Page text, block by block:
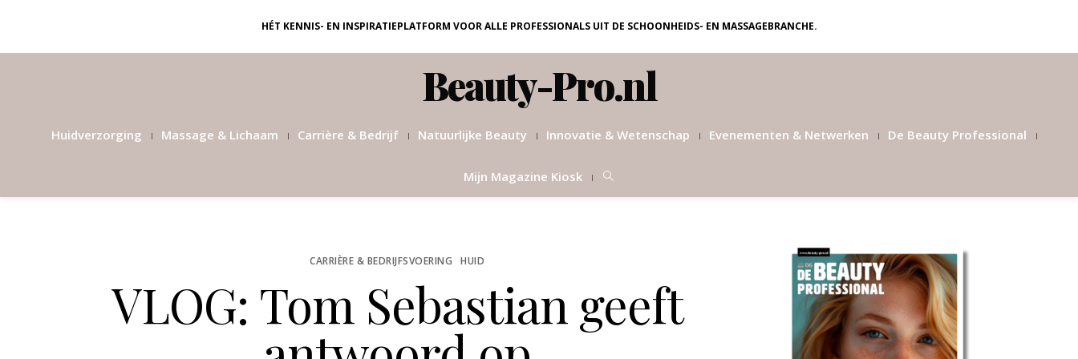
HÉT KENNIS- EN INSPIRATIEPLATFORM VOOR ALLE PROFESSIONALS UIT DE SCHOONHEIDS- EN MASSAGEBRANCHE.
Beauty-Pro.nl
Huidverzorging Massage & Lichaam Carrière & Bedrijf Natuurlijke Beauty Innovatie & Wetenschap Evenementen & Netwerken De Beauty Professional
Mijn Magazine Kiosk
CARRIÈRE & BEDRIJFSVOERING HUID
VLOG: Tom Sebastian geeft